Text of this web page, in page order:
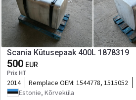
Scania Kütusepaak 400L 1878319
500 EUR
Prix HT
2014 Remplace OEM: 1544778, 1515052
Estonie, Kõrveküla